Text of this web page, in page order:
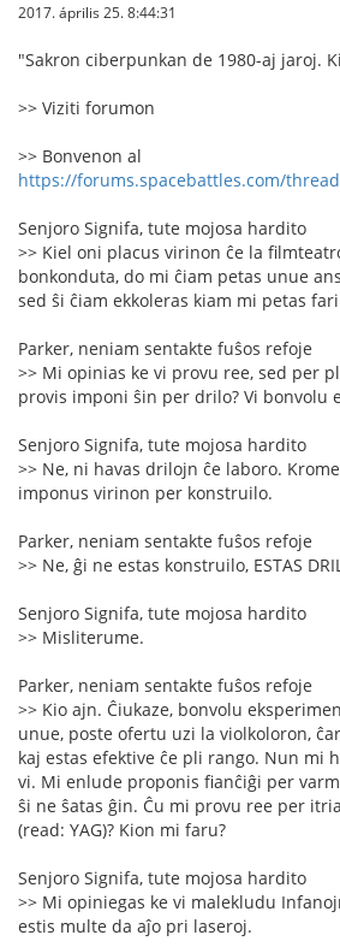
2017. április 25. 8:44:31
"Sakron ciberpunkan de 1980-aj jaroj.
>> Viziti forumon
>> Bonvenon al
https://forums.spacebattles.com/
Senjoro Signifa, tute mojosa hardito
>> Kiel oni placus virinon ĉe la
bonkonduta, do mi ĉiam petas unue
sed ŝi ĉiam ekkoleras kiam mi petas
Parker, neniam sentakte fuŝos refoje
>> Mi opinias ke vi provu ree, sed per
provis imponi ŝin per drilo? Vi bonvolu
Senjoro Signifa, tute mojosa hardito
>> Ne, ni havas drilojn ĉe laboro.
imponus virinon per konstruilo.
Parker, neniam sentakte fuŝos refoje
>> Ne, ĝi ne estas konstruilo, ESTAS
Senjoro Signifa, tute mojosa hardito
>> Misliterume.
Parker, neniam sentakte fuŝos refoje
>> Kio ajn. Ĉiukaze, bonvolu
unue, poste ofertu uzi la violkoloron,
kaj estas efektive ĉe pli rango. Nun mi
vi. Mi enlude proponis fianĉiĝi per
ŝi ne ŝatas ĝin. Ĉu mi provu ree per
(read: YAG)? Kion mi faru?
Senjoro Signifa, tute mojosa hardito
>> Mi opiniegas ke vi malekludu
estis multe da aĵo pri laseroj.